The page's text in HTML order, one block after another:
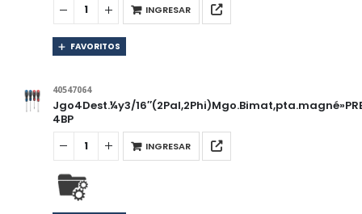
INGRESAR
FAVORITOS
40547064
Jgo4Dest.¼y3/
4BP
INGRESAR